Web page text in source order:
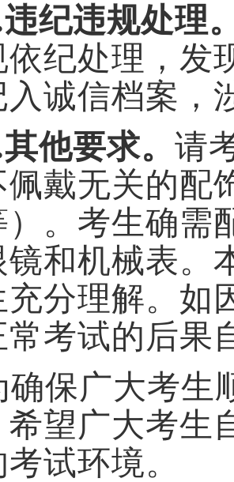
违纪违规处理
依纪处理，发
入诚信档案，
其他要求。 请
佩戴无关的配
）。考生确需
镜和机械表。
充分理解。如
常考试的后果
确保广大考生
希望广大考生
试环境。